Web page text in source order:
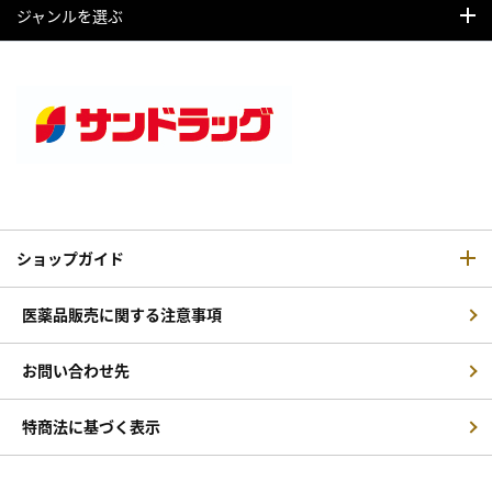
ジャンルを選ぶ
ショップガイド
医薬品販売に関する注意事項
お問い合わせ先
特商法に基づく表示